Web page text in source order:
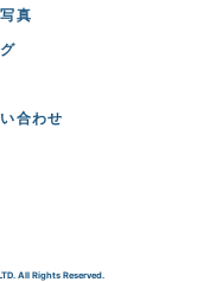
真
合わせ
All Rights Reserved.